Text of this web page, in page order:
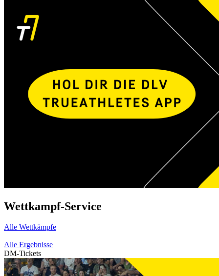
Wettkampf-Service
Alle Wettkämpfe
Alle Ergebnisse
DM-Tickets